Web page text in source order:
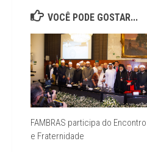
VOCÊ PODE GOSTAR...
FAMBRAS participa do
e Fraternidade